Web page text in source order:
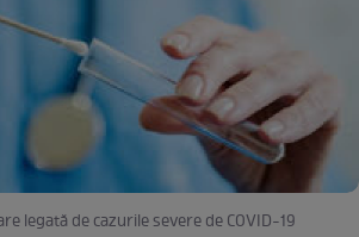
legată de cazurile severe de COVID-19